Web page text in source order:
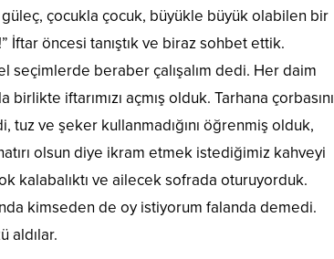
çocukla çocuk, büyükle büyük olabilen bir
öncesi tanıştık ve biraz sohbet ettik.
seçimlerde beraber çalışalım dedi. Her daim
iftarımızı açmış olduk. Tarhana çorbasını
ve şeker kullanmadığını öğrenmiş olduk,
olsun diye ikram etmek istediğimiz kahveyi
kalabalıktı ve ailecek sofrada oturuyorduk.
kimseden de oy istiyorum falanda demedi.
aldılar.